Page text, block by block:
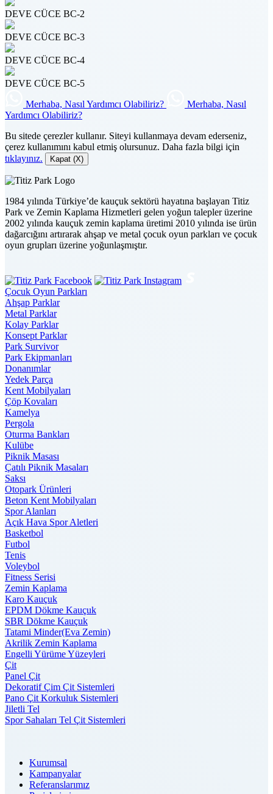
DEVE CÜCE BC-2
DEVE CÜCE BC-3
DEVE CÜCE BC-4
DEVE CÜCE BC-5
Merhaba, Nasıl Yardımcı Olabiliriz?
Merhaba, Nasıl
Yardımcı Olabiliriz?
Bu sitede çerezler kullanır. Siteyi kullanmaya devam ederseniz,
çerez kullanımını kabul etmiş olursunuz. Daha fazla bilgi için
tıklayınız.
Kapat (X)
1984 yılında Türkiye’de kauçuk sektörü hayatına başlayan Titiz
Park ve Zemin Kaplama Hizmetleri gelen yoğun talepler üzerine
2002 yılında kauçuk zemin kaplama üretimi 2010 yılında ise ürün
dağarcığını artırarak ahşap ve metal çocuk oyun parkları ve çocuk
oyun grupları üzerine yoğunlaşmıştır.
Çocuk Oyun Parkları
Ahşap Parklar
Metal Parklar
Kolay Parklar
Konsept Parklar
Park Survivor
Park Ekipmanları
Donanımlar
Yedek Parça
Kent Mobilyaları
Çöp Kovaları
Kamelya
Pergola
Oturma Bankları
Kulübe
Piknik Masası
Çatılı Piknik Masaları
Saksı
Otopark Ürünleri
Beton Kent Mobilyaları
Spor Alanları
Açık Hava Spor Aletleri
Basketbol
Futbol
Tenis
Voleybol
Fitness Serisi
Zemin Kaplama
Karo Kauçuk
EPDM Dökme Kauçuk
SBR Dökme Kauçuk
Tatami Minder(Eva Zemin)
Akrilik Zemin Kaplama
Engelli Yürüme Yüzeyleri
Çit
Panel Çit
Dekoratif Çim Çit Sistemleri
Pano Çit Korkuluk Sistemleri
Jiletli Tel
Spor Sahaları Tel Çit Sistemleri
Kurumsal
Kampanyalar
Referanslarımız